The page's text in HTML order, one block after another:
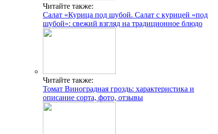
Читайте также:
Салат «Курица под шубой. Салат с курицей «под
шубой»: свежий взгляд на традиционное блюдо
Читайте также:
Томат Виноградная гроздь: характеристика и
описание сорта, фото, отзывы